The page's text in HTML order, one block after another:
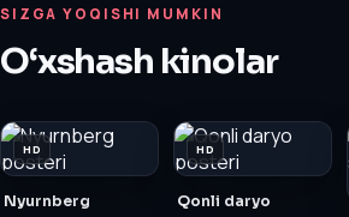
SIZGA YOQISHI MUMKIN
O‘xshash kinolar
HD
Nyurnberg
HD
Qonli daryo